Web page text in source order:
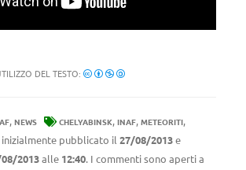
DEL TESTO:
, NEWS CHELYABINSK, INAF, METEORITI,
pubblicato il 27/08/2013e
2013alle 12:40. I commenti sono aperti a